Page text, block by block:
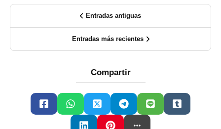
Entradas antiguas
Entradas más recientes
Compartir